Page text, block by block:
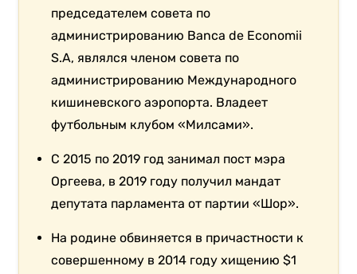
председателем совета по
администрированию Banca de Economii
S.A, являлся членом совета по
администрированию Международного
кишиневского аэропорта. Владеет
футбольным клубом «Милсами».
С 2015 по 2019 год занимал пост мэра
Оргеева, в 2019 году получил мандат
депутата парламента от партии «Шор».
На родине обвиняется в причастности к
совершенному в 2014 году хищению $1